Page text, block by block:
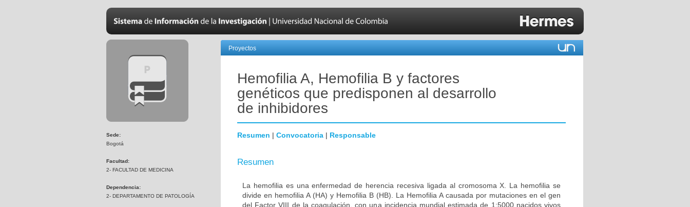
Sede:
Bogotá
Facultad:
2- FACULTAD DE MEDICINA
Dependencia:
2- DEPARTAMENTO DE PATOLOGÍA
Proyectos
Hemofilia A, Hemofilia B y factores
genéticos que predisponen al desarrollo
de inhibidores
Resumen | Convocatoria | Responsable
Resumen
La hemofilia es una enfermedad de herencia recesiva ligada al cromosoma X. La hemofilia se
divide en hemofilia A (HA) y Hemofilia B (HB). La Hemofilia A causada por mutaciones en el gen
del Factor VIII de la coagulación, con una incidencia mundial estimada de 1:5000 nacidos vivos